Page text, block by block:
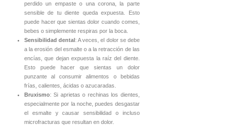
perdido un empaste o una corona, la parte
sensible de tu diente queda expuesta. Esto
puede hacer que sientas dolor cuando comes,
bebes o simplemente respiras por la boca.
Sensibilidad dental : A veces, el dolor se debe
a la erosión del esmalte o a la retracción de las
encías, que dejan expuesta la raíz del diente.
Esto puede hacer que sientas un dolor
punzante al consumir alimentos o bebidas
frías, calientes, ácidas o azucaradas.
Bruxismo: Si aprietas o rechinas los dientes,
especialmente por la noche, puedes desgastar
el esmalte y causar sensibilidad o incluso
microfracturas que resultan en dolor.